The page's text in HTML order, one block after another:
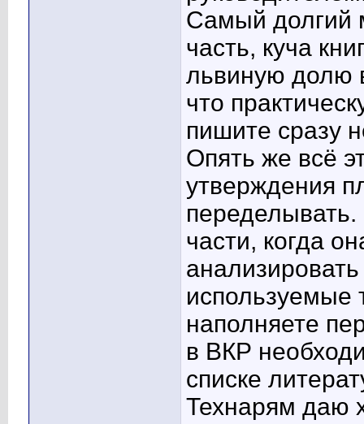
Самый долгий
часть, куча
львиную долю
что
пишите сразу
Опять же всё
утверждения
переделывать.
части, когда
используемые
наполняете
в ВКР
списке
Технарям даю